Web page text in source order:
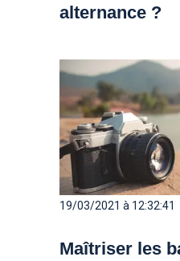
alternance ?
19/03/2021 à 12:32:41
Maîtriser les